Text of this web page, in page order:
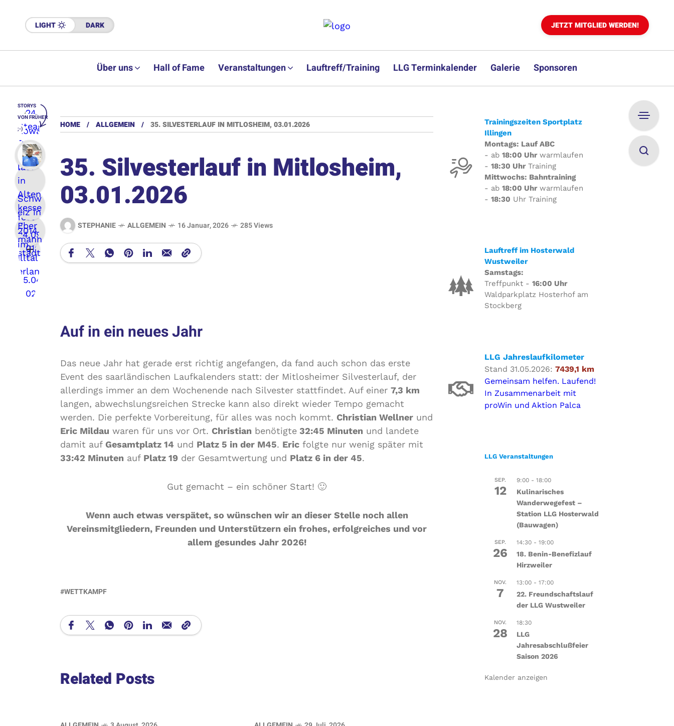
LIGHT DARK JETZT MITGLIED WERDEN!
Über uns Hall of Fame Veranstaltungen Lauftreff/Training LLG Terminkalender Galerie Sponsoren
HOME ALLGEMEIN 35. SILVESTERLAUF IN MITLOSHEIM, 03.01.2026
35. Silvesterlauf in Mitlosheim,
03.01.2026
STEPHANIE ALLGEMEIN 16 Januar, 2026 285 Views
Auf in ein neues Jahr
Das neue Jahr hat gerade erst richtig angefangen, da fand auch schon das erste
Event des saarländischen Laufkalenders statt: der Mitlosheimer Silvesterlauf, der
allerdings immer an dem Wochenende nach Silvester stattfindet. Auf einer 7,3 km
langen, abwechslungsreichen Strecke kann also direkt wieder Tempo gemacht
werden. Die perfekte Vorbereitung, für alles was noch kommt. Christian Wellner und
Eric Mildau waren für uns vor Ort. Christian benötigte 32:45 Minuten und landete
damit auf Gesamtplatz 14 und Platz 5 in der M45. Eric folgte nur wenig später mit
33:42 Minuten auf Platz 19 der Gesamtwertung und Platz 6 in der 45.
Gut gemacht – ein schöner Start! 🙂
Wenn auch etwas verspätet, so wünschen wir an dieser Stelle noch allen
Vereinsmitgliedern, Freunden und Unterstützern ein frohes, erfolgreiches und vor
allem gesundes Jahr 2026!
WETTKAMPF
Related Posts
Trainingszeiten Sportplatz
Illingen
Montags: Lauf ABC
- ab 18:00 Uhrwarmlaufen
- 18:30 UhrTraining
Mittwochs: Bahntraining
- ab 18:00 Uhrwarmlaufen
- 18:30 Uhr Training
Lauftreff im Hosterwald
Wustweiler
Samstags:
Treffpunkt - 16:00 Uhr
Waldparkplatz Hosterhof am
Stockberg
LLG Jahreslaufkilometer
Stand 31.05.2026: 7439,1 km
Gemeinsam helfen. Laufend!
In Zusammenarbeit mit
proWin und Aktion Palca
LLG Veranstaltungen
SEP.
12
9:00- 18:00
Kulinarisches
Wanderwegefest –
Station LLG Hosterwald
(Bauwagen)
SEP.
26
14:30- 19:00
18. Benin-Benefizlauf
Hirzweiler
NOV.
7
13:00- 17:00
22. Freundschaftslauf
der LLG Wustweiler
NOV.
28
18:30
LLG
Jahresabschlußfeier
Saison 2026
Kalender anzeigen
STORYS
VON FRÜHER
;-)